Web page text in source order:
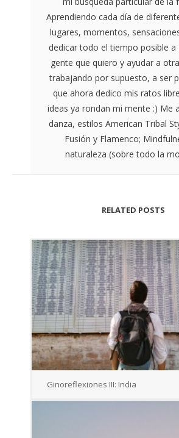
Aprendiendo cada día de
lugares, momentos,
dedicar todo el tiempo posible a
gente que quiero y ayudar a
trabajando por supuesto, a ser
que ahora dedico mis ratos
ideas ya rondan mi mente :) Me
danza, estilos American Tribal
Fusión y Flamenco;
naturaleza (sobre todo la
RELATED POSTS
Ginoreflexiones III: India